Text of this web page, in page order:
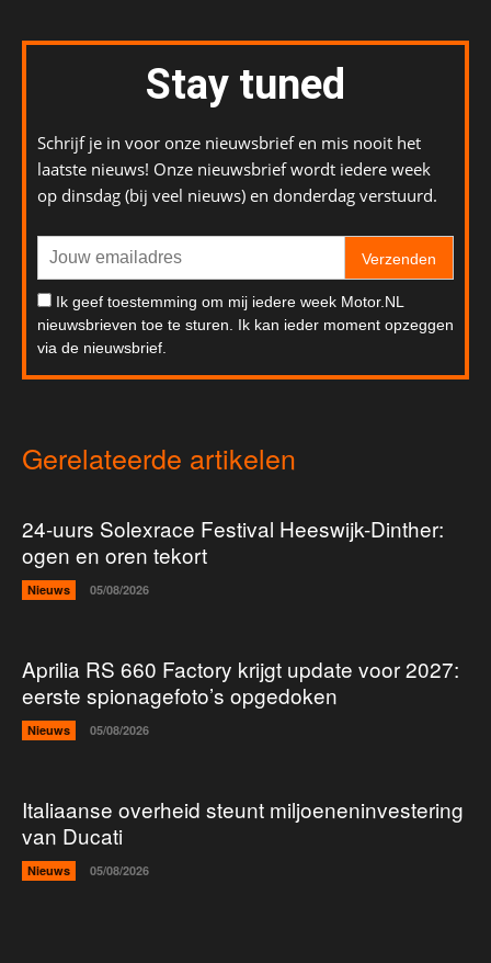
Stay tuned
Schrijf je in voor onze nieuwsbrief en mis nooit het
laatste nieuws! Onze nieuwsbrief wordt iedere week
op dinsdag (bij veel nieuws) en donderdag verstuurd.
Verzenden
Ik geef toestemming om mij iedere week Motor.NL
nieuwsbrieven toe te sturen. Ik kan ieder moment opzeggen
via de nieuwsbrief.
Gerelateerde artikelen
24-uurs Solexrace Festival Heeswijk-Dinther:
ogen en oren tekort
Nieuws 05/08/2026
Aprilia RS 660 Factory krijgt update voor 2027:
eerste spionagefoto’s opgedoken
Nieuws 05/08/2026
Italiaanse overheid steunt miljoeneninvestering
van Ducati
Nieuws 05/08/2026